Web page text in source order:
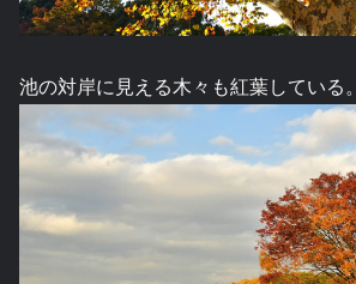
池の対岸に見える木々も紅葉している。